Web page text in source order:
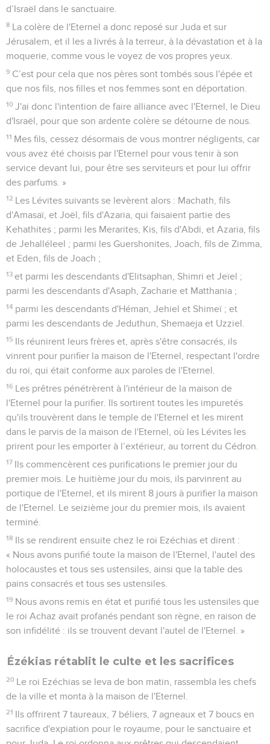
d’Israël dans le sanctuaire.
8 La colère de l'Eternel a donc reposé sur Juda et sur
Jérusalem, et il les a livrés à la terreur, à la dévastation et à la
moquerie, comme vous le voyez de vos propres yeux.
9 C’est pour cela que nos pères sont tombés sous l'épée et
que nos fils, nos filles et nos femmes sont en déportation.
10 J'ai donc l'intention de faire alliance avec l'Eternel, le Dieu
d'Israël, pour que son ardente colère se détourne de nous.
11 Mes fils, cessez désormais de vous montrer négligents, car
vous avez été choisis par l'Eternel pour vous tenir à son
service devant lui, pour être ses serviteurs et pour lui offrir
des parfums. »
12 Les Lévites suivants se levèrent alors : Machath, fils
d'Amasaï, et Joël, fils d'Azaria, qui faisaient partie des
Kehathites ; parmi les Merarites, Kis, fils d'Abdi, et Azaria, fils
de Jehalléleel ; parmi les Guershonites, Joach, fils de Zimma,
et Eden, fils de Joach ;
13 et parmi les descendants d'Elitsaphan, Shimri et Jeïel ;
parmi les descendants d'Asaph, Zacharie et Matthania ;
14 parmi les descendants d'Héman, Jehiel et Shimeï ; et
parmi les descendants de Jeduthun, Shemaeja et Uzziel.
15 Ils réunirent leurs frères et, après s'être consacrés, ils
vinrent pour purifier la maison de l'Eternel, respectant l'ordre
du roi, qui était conforme aux paroles de l'Eternel.
16 Les prêtres pénétrèrent à l'intérieur de la maison de
l'Eternel pour la purifier. Ils sortirent toutes les impuretés
qu'ils trouvèrent dans le temple de l'Eternel et les mirent
dans le parvis de la maison de l'Eternel, où les Lévites les
prirent pour les emporter à l’extérieur, au torrent du Cédron.
17 Ils commencèrent ces purifications le premier jour du
premier mois. Le huitième jour du mois, ils parvinrent au
portique de l'Eternel, et ils mirent 8 jours à purifier la maison
de l'Eternel. Le seizième jour du premier mois, ils avaient
terminé.
18 Ils se rendirent ensuite chez le roi Ezéchias et dirent :
« Nous avons purifié toute la maison de l'Eternel, l'autel des
holocaustes et tous ses ustensiles, ainsi que la table des
pains consacrés et tous ses ustensiles.
19 Nous avons remis en état et purifié tous les ustensiles que
le roi Achaz avait profanés pendant son règne, en raison de
son infidélité : ils se trouvent devant l'autel de l'Eternel. »
Ézékias rétablit le culte et les sacrifices
20 Le roi Ezéchias se leva de bon matin, rassembla les chefs
de la ville et monta à la maison de l'Eternel.
21 Ils offrirent 7 taureaux, 7 béliers, 7 agneaux et 7 boucs en
sacrifice d'expiation pour le royaume, pour le sanctuaire et